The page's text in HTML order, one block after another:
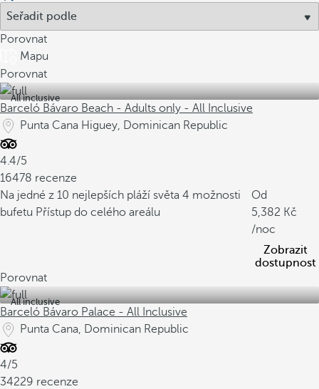
Porovnat
Mapu
Porovnat
All inclusive
Barceló Bávaro Beach - Adults only - All Inclusive
Punta Cana Higuey, Dominican Republic
4.4/5
16478 recenze
Na jedné z 10 nejlepších pláží světa 4 možnosti
bufetu Přístup do celého areálu
Od
5,382
/noc
Zobrazit
dostupnost
Porovnat
All inclusive
Barceló Bávaro Palace - All Inclusive
Punta Cana, Dominican Republic
4/5
34229 recenze